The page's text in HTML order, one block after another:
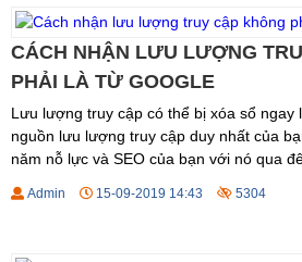
CÁCH NHẬN LƯU LƯỢNG
PHẢI LÀ TỪ GOOGLE
Lưu lượng truy cập có thể bị xóa sổ ngay
nguồn lưu lượng truy cập duy nhất của
năm nỗ lực và SEO của bạn với nó qua
Admin 15-09-2019 14:43 5304